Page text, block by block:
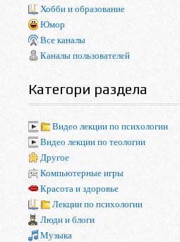
Хобби и образование
Юмор
Все каналы
Каналы пользователей
Категори раздела
Видео лекции по психологии
Видео лекции по теологии
Другое
Компьютерные игры
Красота и здоровье
Лекции по психологии
Люди и блоги
Музыка